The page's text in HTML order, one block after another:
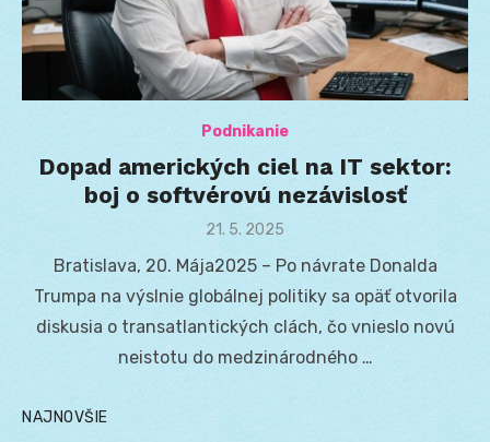
Podnikanie
Dopad amerických ciel na IT sektor:
boj o softvérovú nezávislosť
Posted
21. 5. 2025
Bratislava, 20. Mája2025 – Po návrate Donalda
Trumpa na výslnie globálnej politiky sa opäť otvorila
diskusia o transatlantických clách, čo vnieslo novú
neistotu do medzinárodného …
NAJNOVŠIE